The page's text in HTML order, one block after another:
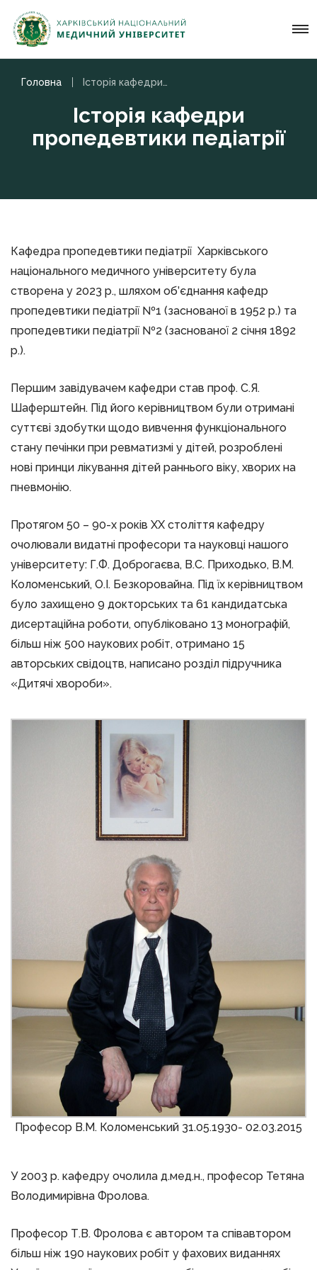
Головна
Історія кафедри
пропедевтики педіатрії
Кафедра пропедевтики педіатрії Харківського
національного медичного університету була
створена у 2023 р., шляхом об’єднання кафедр
пропедевтики педіатрії №1 (заснованої в 1952 р.) та
пропедевтики педіатрії №2 (заснованої 2 січня 1892
р.).
Першим завідувачем кафедри став проф. С.Я.
Шаферштейн. Під його керівництвом були отримані
суттєві здобутки щодо вивчення функціонального
стану печінки при ревматизмі у дітей, розроблені
нові принци лікування дітей раннього віку, хворих на
пневмонію.
Протягом 50 – 90-х років ХХ століття кафедру
очолювали видатні професори та науковці нашого
університету: Г.Ф. Доброгаєва, В.С. Приходько, В.М.
Коломенський, О.І. Безкоровайна. Під їх керівництвом
було захищено 9 докторських та 61 кандидатська
дисертаційна роботи, опубліковано 13 монографій,
більш ніж 500 наукових робіт, отримано 15
авторських свідоцтв, написано розділ підручника
«Дитячі хвороби».
Професор В.М. Коломенський 31.05.1930- 02.03.2015
У 2003 р. кафедру очолила д.мед.н., професор Тетяна
Володимирівна Фролова.
Професор Т.В. Фролова є автором та співавтором
більш ніж 190 наукових робіт у фахових виданнях